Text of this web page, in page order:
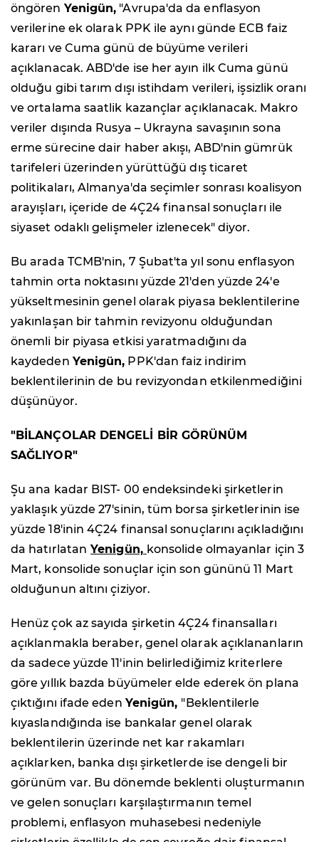
öngören Yenigün, "Avrupa'da da enflasyon
verilerine ek olarak PPK ile aynı günde ECB faiz
kararı ve Cuma günü de büyüme verileri
açıklanacak. ABD'de ise her ayın ilk Cuma günü
olduğu gibi tarım dışı istihdam verileri, işsizlik oranı
ve ortalama saatlik kazançlar açıklanacak. Makro
veriler dışında Rusya – Ukrayna savaşının sona
erme sürecine dair haber akışı, ABD'nin gümrük
tarifeleri üzerinden yürüttüğü dış ticaret
politikaları, Almanya'da seçimler sonrası koalisyon
arayışları, içeride de 4Ç24 finansal sonuçları ile
siyaset odaklı gelişmeler izlenecek" diyor.
Bu arada TCMB'nin, 7 Şubat'ta yıl sonu enflasyon
tahmin orta noktasını yüzde 21'den yüzde 24'e
yükseltmesinin genel olarak piyasa beklentilerine
yakınlaşan bir tahmin revizyonu olduğundan
önemli bir piyasa etkisi yaratmadığını da
kaydeden Yenigün, PPK'dan faiz indirim
beklentilerinin de bu revizyondan etkilenmediğini
düşünüyor.
"BİLANÇOLAR DENGELİ BİR GÖRÜNÜM
SAĞLIYOR"
Şu ana kadar BIST- 00 endeksindeki şirketlerin
yaklaşık yüzde 27'sinin, tüm borsa şirketlerinin ise
yüzde 18'inin 4Ç24 finansal sonuçlarını açıkladığını
da hatırlatan Yenigün, konsolide olmayanlar için 3
Mart, konsolide sonuçlar için son gününü 11 Mart
olduğunun altını çiziyor.
Henüz çok az sayıda şirketin 4Ç24 finansalları
açıklanmakla beraber, genel olarak açıklananların
da sadece yüzde 11'inin belirlediğimiz kriterlere
göre yıllık bazda büyümeler elde ederek ön plana
çıktığını ifade eden Yenigün, "Beklentilerle
kıyaslandığında ise bankalar genel olarak
beklentilerin üzerinde net kar rakamları
açıklarken, banka dışı şirketlerde ise dengeli bir
görünüm var. Bu dönemde beklenti oluşturmanın
ve gelen sonuçları karşılaştırmanın temel
problemi, enflasyon muhasebesi nedeniyle